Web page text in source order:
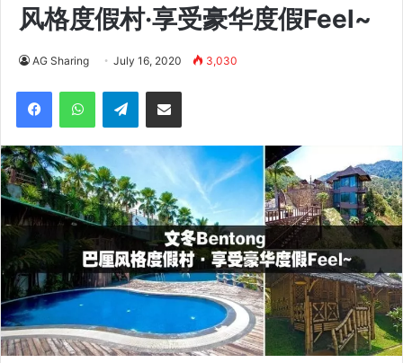
风格度假村·享受豪华度假Feel~
AG Sharing July 16, 2020 3,030
FacebookWhatsAppTelegramShare via Email